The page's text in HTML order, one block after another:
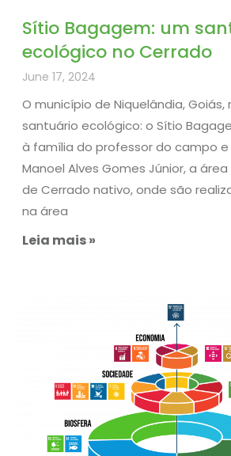
Sítio Bagagem: um
ecológico no Cerrado
June 17, 2024
O município de Niquelândia, Goiás,
santuário ecológico: o Sítio
à família do professor do campo
Manoel Alves Gomes Júnior, a área
de Cerrado nativo, onde são
na área
Leia mais »